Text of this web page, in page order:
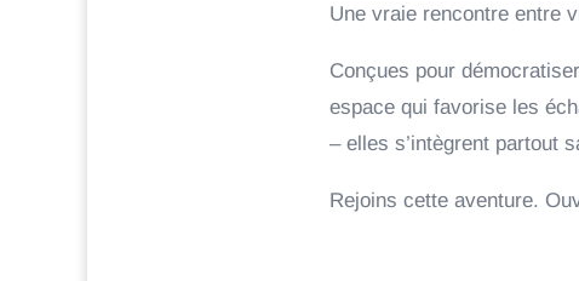
Une vraie rencontre entre
Conçues pour
espace qui favorise les
– elles s’intègrent partout
Rejoins cette aventure.